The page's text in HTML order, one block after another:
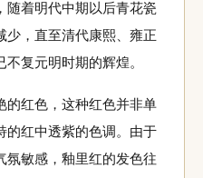
随着明代中期以后青花瓷
少，直至清代康熙、雍正
复元明时期的辉煌。
的红色，这种红色并非单
的红中透紫的色调。由于
氛敏感，釉里红的发色往